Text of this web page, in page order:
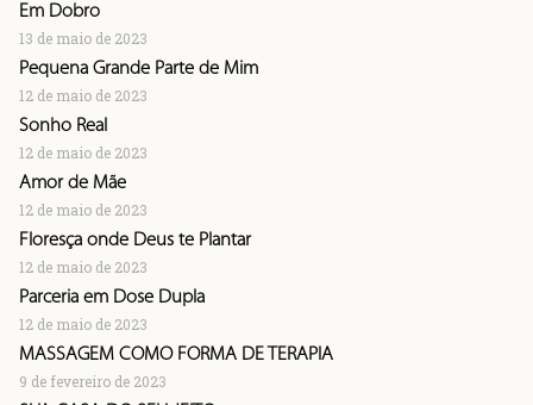
Em Dobro
13 de maio de 2023
Pequena Grande Parte de Mim
12 de maio de 2023
Sonho Real
12 de maio de 2023
Amor de Mãe
12 de maio de 2023
Floresça onde Deus te Plantar
12 de maio de 2023
Parceria em Dose Dupla
12 de maio de 2023
MASSAGEM COMO FORMA DE TERAPIA
9 de fevereiro de 2023